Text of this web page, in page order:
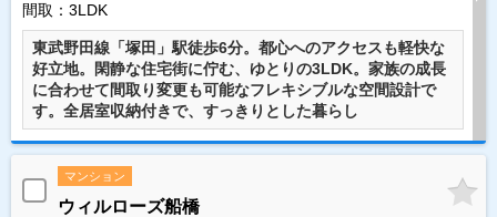
間取：3LDK
東武野田線「塚田」駅徒歩6分。都心へのアクセスも軽快な
好立地。閑静な住宅街に佇む、ゆとりの3LDK。家族の成長
に合わせて間取り変更も可能なフレキシブルな空間設計で
す。全居室収納付きで、すっきりとした暮らし
マンション
ウィルローズ船橋